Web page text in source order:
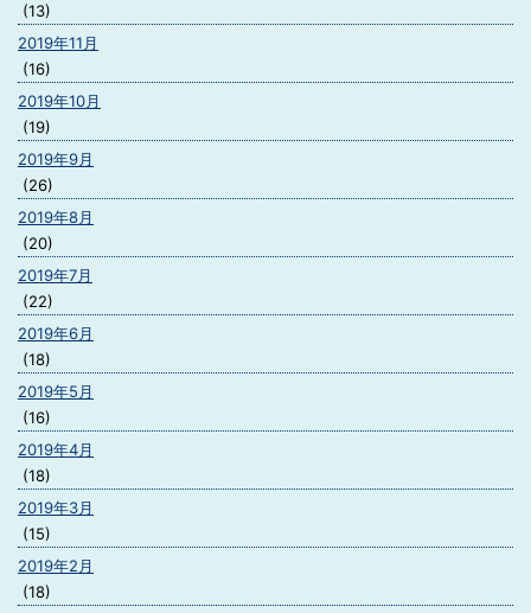
(13)
2019年11月
(16)
2019年10月
(19)
2019年9月
(26)
2019年8月
(20)
2019年7月
(22)
2019年6月
(18)
2019年5月
(16)
2019年4月
(18)
2019年3月
(15)
2019年2月
(18)